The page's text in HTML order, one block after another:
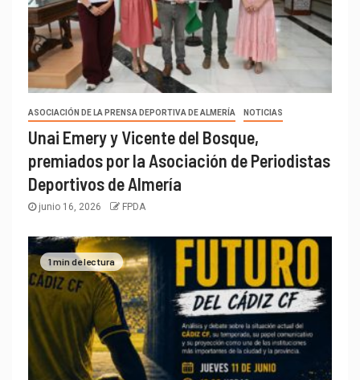
ASOCIACIÓN DE LA PRENSA DEPORTIVA DE ALMERÍA NOTICIAS
Unai Emery y Vicente del Bosque,
premiados por la Asociación de Periodistas
Deportivos de Almería
junio 16, 2026 FPDA
1 min de lectura